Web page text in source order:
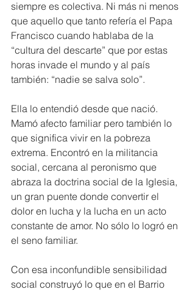
siempre es colectiva. Ni más ni menos
que aquello que tanto refería el Papa
Francisco cuando hablaba de la
“cultura del descarte” que por estas
horas invade el mundo y al país
también: “nadie se salva solo”.
Ella lo entendió desde que nació.
Mamó afecto familiar pero también lo
que significa vivir en la pobreza
extrema. Encontró en la militancia
social, cercana al peronismo que
abraza la doctrina social de la Iglesia,
un gran puente donde convertir el
dolor en lucha y la lucha en un acto
constante de amor. No sólo lo logró en
el seno familiar.
Con esa inconfundible sensibilidad
social construyó lo que en el Barrio